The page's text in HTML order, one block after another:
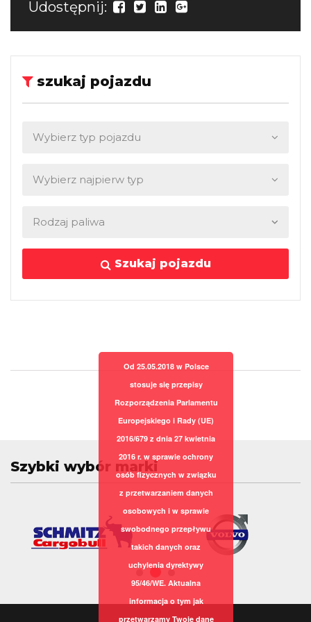
Udostępnij:
szukaj pojazdu
Szukaj pojazdu
Szybki wybór marki
Od 25.05.2018 w Polsce
stosuje się przepisy
Rozporządzenia Parlamentu
Europejskiego i Rady (UE)
2016/679 z dnia 27 kwietnia
2016 r. w sprawie ochrony
osób fizycznych w związku
z przetwarzaniem danych
osobowych i w sprawie
swobodnego przepływu
takich danych oraz
uchylenia dyrektywy
95/46/WE. Aktualna
informacja o tym jak
przetwarzamy Twoje dane